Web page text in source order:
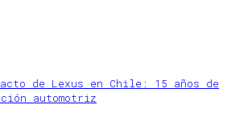
de Lexus en Chile: 15 años de
automotriz